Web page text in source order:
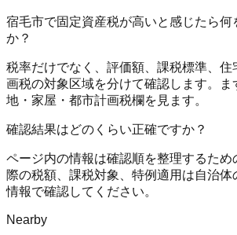
宿毛市で固定資産税が高いと感じたら何
か？
税率だけでなく、評価額、課税標準、住
画税の対象区域を分けて確認します。ま
地・家屋・都市計画税欄を見ます。
確認結果はどのくらい正確ですか？
ページ内の情報は確認順を整理するため
際の税額、課税対象、特例適用は自治
情報で確認してください。
Nearby